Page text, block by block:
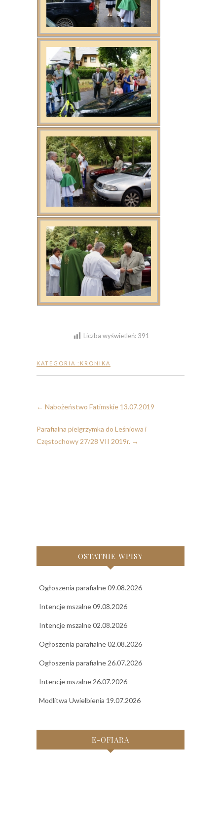
Liczba wyświetleń: 391
KATEGORIA : KRONIKA
← Nabożeństwo Fatimskie 13.07.2019
Parafialna pielgrzymka do Leśniowa i
Częstochowy 27/28 VII 2019r. →
OSTATNIE WPISY
Ogłoszenia parafialne 09.08.2026
Intencje mszalne 09.08.2026
Intencje mszalne 02.08.2026
Ogłoszenia parafialne 02.08.2026
Ogłoszenia parafialne 26.07.2026
Intencje mszalne 26.07.2026
Modlitwa Uwielbienia 19.07.2026
E-OFIARA